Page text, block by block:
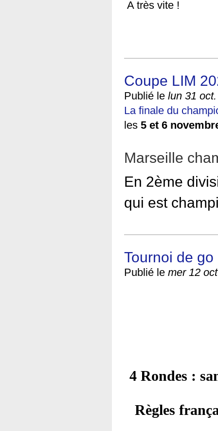
A très vite !
Coupe LIM
Publié le lun 31
La finale du
les 5 et 6
Marseille
En 2ème
qui est
Tournoi de
Publié le mer 12
4 Rondes :
Règles